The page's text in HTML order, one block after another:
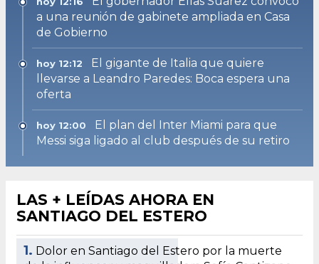
a una reunión de gabinete ampliada en Casa
de Gobierno
hoy 12:12
El gigante de Italia que quiere
llevarse a Leandro Paredes: Boca espera una
oferta
hoy 12:00
El plan del Inter Miami para que
Messi siga ligado al club después de su retiro
LAS + LEÍDAS AHORA EN
SANTIAGO DEL ESTERO
1. Dolor en Santiago del Estero por la muerte